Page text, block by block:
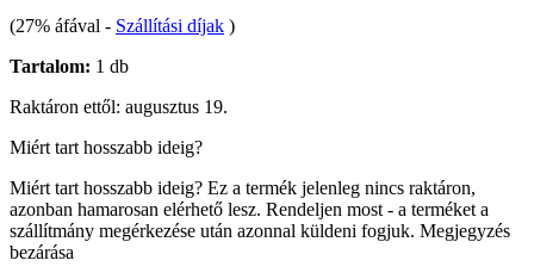
(27% áfával - Szállítási díjak )
Tartalom: 1 db
Raktáron ettől: augusztus 19.
Miért tart hosszabb ideig?
Miért tart hosszabb ideig? Ez a termék jelenleg nincs raktáron,
azonban hamarosan elérhető lesz. Rendeljen most - a terméket a
szállítmány megérkezése után azonnal küldeni fogjuk. Megjegyzés
bezárása